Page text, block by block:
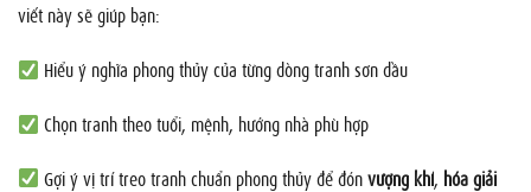
viết này sẽ giúp bạn:
Hiểu ý nghĩa phong thủy của từng dòng tranh sơn dầu
Chọn tranh theo tuổi, mệnh, hướng nhà phù hợp
Gợi ý vị trí treo tranh chuẩn phong thủy để đónvượng khí, hóa giải